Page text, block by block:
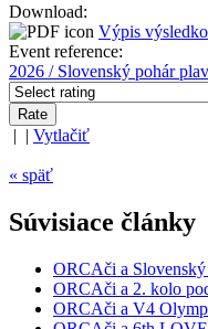
Download:
Výpis
Event reference:
2026 / Slovenský pohár
| | Vytlačiť
« späť
Súvisiace články
ORCAči a
ORCAči a 2. kolo
ORCAči a V4